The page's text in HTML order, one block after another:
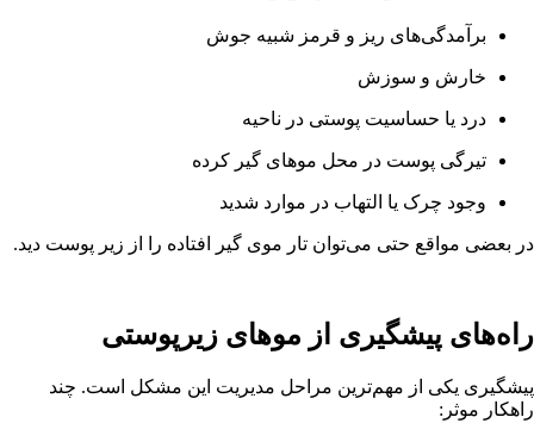
برآمدگی‌های ریز و قرمز شبیه جوش
خارش و سوزش
درد یا حساسیت پوستی در ناحیه
تیرگی پوست در محل موهای گیر کرده
وجود چرک یا التهاب در موارد شدید
در بعضی مواقع حتی می‌توان تار موی گیر افتاده را از زیر پوست دید.
راه‌های پیشگیری از موهای زیرپوستی
پیشگیری یکی از مهم‌ترین مراحل مدیریت این مشکل است. چند
راهکار موثر: